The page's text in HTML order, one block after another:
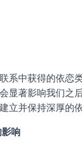
系中获得的依恋
显著影响我们之
立并保持深厚的依
响